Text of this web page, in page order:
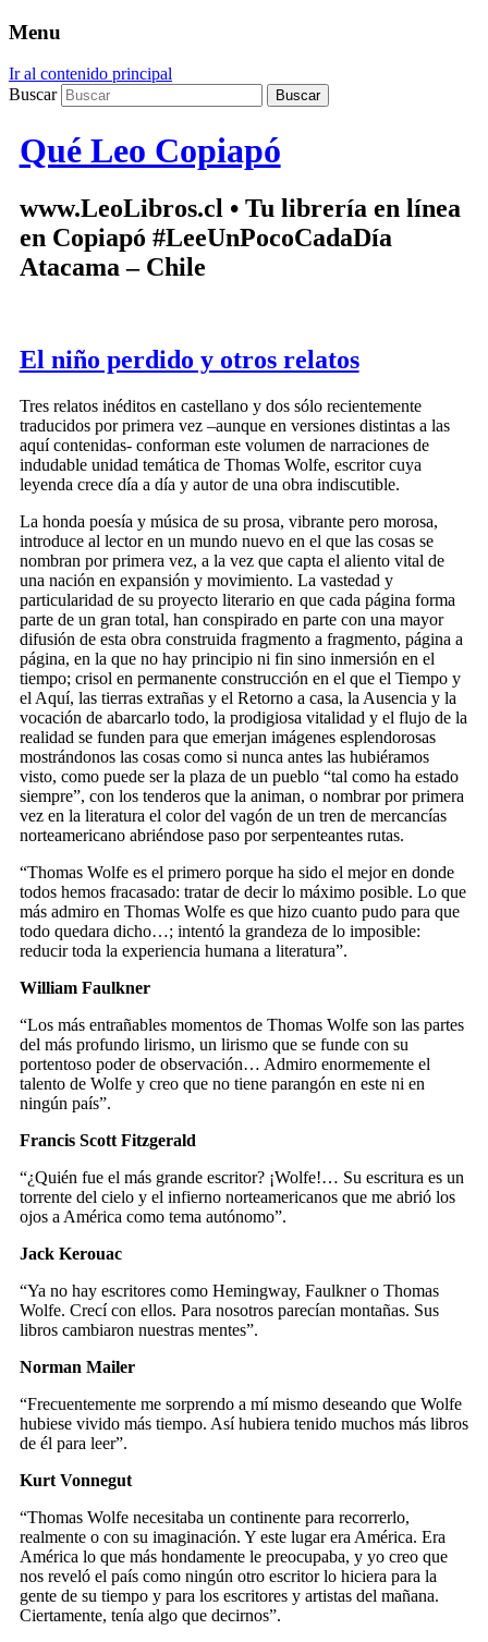
Menu
Ir al contenido principal
Buscar
Qué Leo Copiapó
www.LeoLibros.cl • Tu librería en línea
en Copiapó #LeeUnPocoCadaDía
Atacama – Chile
El niño perdido y otros relatos
Tres relatos inéditos en castellano y dos sólo recientemente
traducidos por primera vez –aunque en versiones distintas a las
aquí contenidas- conforman este volumen de narraciones de
indudable unidad temática de Thomas Wolfe, escritor cuya
leyenda crece día a día y autor de una obra indiscutible.
La honda poesía y música de su prosa, vibrante pero morosa,
introduce al lector en un mundo nuevo en el que las cosas se
nombran por primera vez, a la vez que capta el aliento vital de
una nación en expansión y movimiento. La vastedad y
particularidad de su proyecto literario en que cada página forma
parte de un gran total, han conspirado en parte con una mayor
difusión de esta obra construida fragmento a fragmento, página a
página, en la que no hay principio ni fin sino inmersión en el
tiempo; crisol en permanente construcción en el que el Tiempo y
el Aquí, las tierras extrañas y el Retorno a casa, la Ausencia y la
vocación de abarcarlo todo, la prodigiosa vitalidad y el flujo de la
realidad se funden para que emerjan imágenes esplendorosas
mostrándonos las cosas como si nunca antes las hubiéramos
visto, como puede ser la plaza de un pueblo “tal como ha estado
siempre”, con los tenderos que la animan, o nombrar por primera
vez en la literatura el color del vagón de un tren de mercancías
norteamericano abriéndose paso por serpenteantes rutas.
“Thomas Wolfe es el primero porque ha sido el mejor en donde
todos hemos fracasado: tratar de decir lo máximo posible. Lo que
más admiro en Thomas Wolfe es que hizo cuanto pudo para que
todo quedara dicho…; intentó la grandeza de lo imposible:
reducir toda la experiencia humana a literatura”.
William Faulkner
“Los más entrañables momentos de Thomas Wolfe son las partes
del más profundo lirismo, un lirismo que se funde con su
portentoso poder de observación… Admiro enormemente el
talento de Wolfe y creo que no tiene parangón en este ni en
ningún país”.
Francis Scott Fitzgerald
“¿Quién fue el más grande escritor? ¡Wolfe!… Su escritura es un
torrente del cielo y el infierno norteamericanos que me abrió los
ojos a América como tema autónomo”.
Jack Kerouac
“Ya no hay escritores como Hemingway, Faulkner o Thomas
Wolfe. Crecí con ellos. Para nosotros parecían montañas. Sus
libros cambiaron nuestras mentes”.
Norman Mailer
“Frecuentemente me sorprendo a mí mismo deseando que Wolfe
hubiese vivido más tiempo. Así hubiera tenido muchos más libros
de él para leer”.
Kurt Vonnegut
“Thomas Wolfe necesitaba un continente para recorrerlo,
realmente o con su imaginación. Y este lugar era América. Era
América lo que más hondamente le preocupaba, y yo creo que
nos reveló el país como ningún otro escritor lo hiciera para la
gente de su tiempo y para los escritores y artistas del mañana.
Ciertamente, tenía algo que decirnos”.